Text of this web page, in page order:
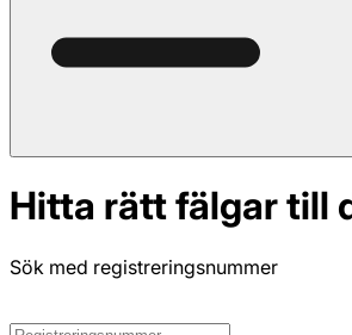
Hitta rätt fälgar till
Sök med registreringsnummer